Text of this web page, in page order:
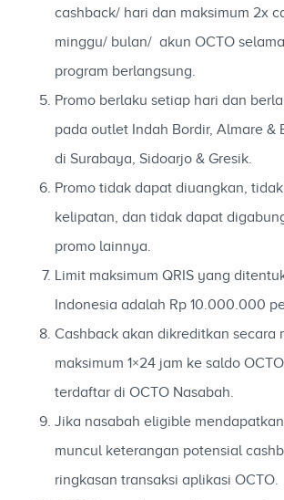
cashback/ hari dan maksimum 2x
minggu/ bulan/ akun OCTO
program berlangsung.
Promo berlaku setiap hari dan
pada outlet Indah Bordir, Almare &
di Surabaya, Sidoarjo & Gresik.
Promo tidak dapat diuangkan,
kelipatan, dan tidak dapat
promo lainnya.
Limit maksimum QRIS yang
Indonesia adalah Rp 10.000.000
Cashback akan dikreditkan secara
maksimum 1×24 jam ke saldo
terdaftar di OCTO Nasabah.
Jika nasabah eligible
muncul keterangan potensial
ringkasan transaksi aplikasi OCTO.